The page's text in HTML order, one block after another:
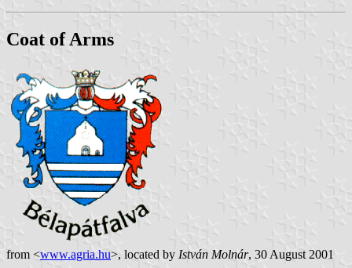
Coat of Arms
from <www.agria.hu>, located by István Molnár, 30 August 2001